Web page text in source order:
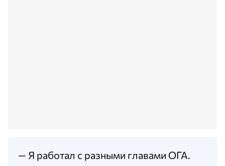
— Я работал с разными главами ОГА.